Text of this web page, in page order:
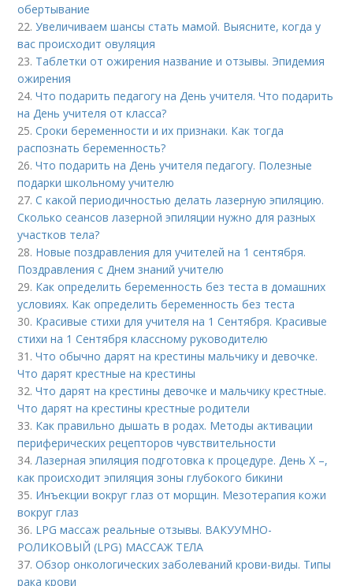
обертывание
22.Увеличиваем шансы стать мамой. Выясните, когда у
вас происходит овуляция
23. Таблетки от ожирения название и отзывы. Эпидемия
ожирения
24.Что подарить педагогу на День учителя. Что подарить
на День учителя от класса?
25.Сроки беременности и их признаки. Как тогда
распознать беременность?
26.Что подарить на День учителя педагогу. Полезные
подарки школьному учителю
27.С какой периодичностью делать лазерную эпиляцию.
Сколько сеансов лазерной эпиляции нужно для разных
участков тела?
28. Новые поздравления для учителей на 1 сентября.
Поздравления с Днем знаний учителю
29. Как определить беременность без теста в домашних
условиях. Как определить беременность без теста
30. Красивые стихи для учителя на 1 Сентября. Красивые
стихи на 1 Сентября классному руководителю
31.Что обычно дарят на крестины мальчику и девочке.
Что дарят крестные на крестины
32.Что дарят на крестины девочке и мальчику крестные.
Что дарят на крестины крестные родители
33. Как правильно дышать в родах. Методы активации
периферических рецепторов чувствительности
34.Лазерная эпиляция подготовка к процедуре. День Х –,
как происходит эпиляция зоны глубокого бикини
35. Инъекции вокруг глаз от морщин. Мезотерапия кожи
вокруг глаз
36. LPG массаж реальные отзывы. ВАКУУМНО-
РОЛИКОВЫЙ (LPG) МАССАЖ ТЕЛА
37.Обзор онкологических заболеваний крови-виды. Типы
рака крови